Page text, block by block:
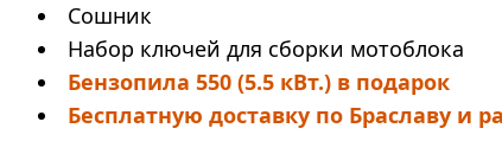
Сошник
Набор ключей для сборки мотоблока
Бензопила 550 (5.5 кВт.) в подарок
Бесплатную доставку по Браславу и